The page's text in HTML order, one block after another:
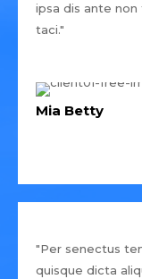
ipsa dis ante
taci."
Mia Betty
"Per senectus
quisque dicta